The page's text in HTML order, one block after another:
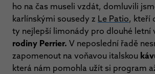
ho na čas museli vzdát, domluvili
karlínskými sousedy z Le Patio, kteří
ty nejlepší limonády pro dlouhé letní
rodiny Perrier. V neposlední řadě
zapomenout na voňavou italskou
která nám pomohla užít si program